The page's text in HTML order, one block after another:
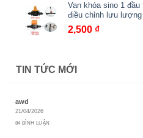
Van khóa sino 1
điều chỉnh lưu
2,500 ₫
TIN TỨC MỚI
awd
21/04/2026
84 BÌNH LUẬN